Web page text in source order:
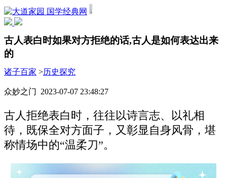
国学经典网
古人表白时如果对方拒绝的话,古人是如何表达出来
的
诸子百家 >历史探究
众妙之门 2023-07-07 23:48:27
古人拒绝表白时，往往以诗言志、以礼相
待，既保全对方面子，又彰显自身风骨，堪
称情场中的“温柔刀”。